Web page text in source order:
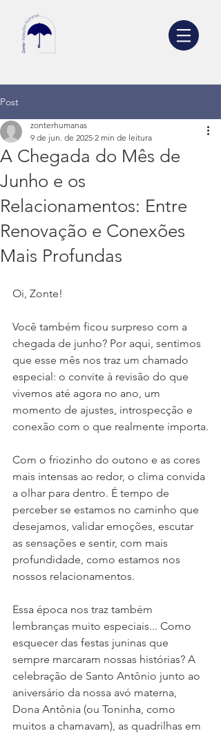
Post
A Chegada do Mês de
Junho e os
Relacionamentos: Entre
Renovação e Conexões
Mais Profundas
zonterhumanas
9 de jun. de 2025 2 min de leitura
Oi, Zonte!
Você também ficou surpreso com a
chegada de junho? Por aqui, sentimos
que esse mês nos traz um chamado
especial: o convite à revisão do que
vivemos até agora no ano, um
momento de ajustes, introspecção e
conexão com o que realmente importa.
Com o friozinho do outono e as cores
mais intensas ao redor, o clima convida
a olhar para dentro. É tempo de
perceber se estamos no caminho que
desejamos, validar emoções, escutar
as sensações e sentir, com mais
profundidade, como estamos nos
nossos relacionamentos.
Essa época nos traz também
lembranças muito especiais... Como
esquecer das festas juninas que
sempre marcaram nossas histórias? A
celebração de Santo Antônio junto ao
aniversário da nossa avó materna,
Dona Antônia (ou Toninha, como
muitos a chamavam), as quadrilhas em